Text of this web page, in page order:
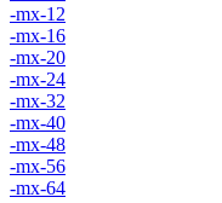
-mx-12
-mx-16
-mx-20
-mx-24
-mx-32
-mx-40
-mx-48
-mx-56
-mx-64